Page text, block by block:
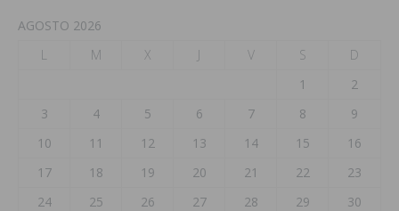
AGOSTO 2026
L
M X J V S
D
1
2
3
4 5 6 7 8
9
10
11 12 13 14 15
16
17
18 19 20 21 22
23
24
25 26 27 28 29
30